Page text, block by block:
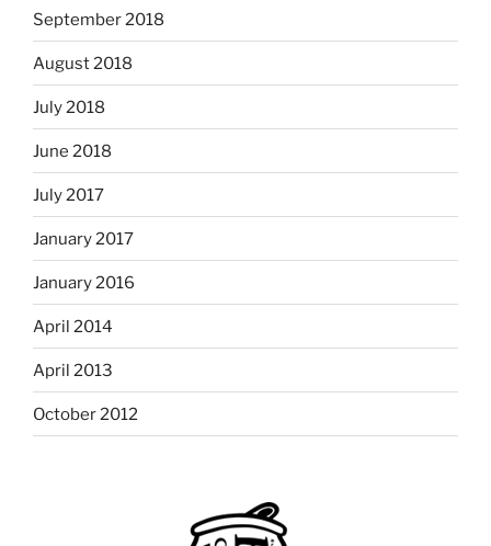
September 2018
August 2018
July 2018
June 2018
July 2017
January 2017
January 2016
April 2014
April 2013
October 2012